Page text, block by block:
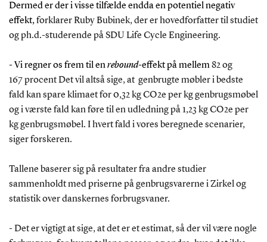
Dermed er der i visse tilfælde endda en potentiel negativ
effekt,forklarer Ruby Bubinek, der er hovedforfatter til studiet
og ph.d.-studerende på SDU Life Cycle Engineering.
- Vi regner os frem til enrebound-effekt på mellem82 og
167 procent Det vil altså sige, at genbrugte møbler i bedste
fald kan spare klimaet for 0,32 kg CO2e per kg genbrugsmøbel
og i værste fald kan føre til en udledning på 1,23 kg CO2e per
kg genbrugsmøbel. I hvert fald i vores beregnede scenarier,
siger forskeren.
Tallene baserer sig på resultater fra andre studier
sammenholdt med priserne på genbrugsvarerne i Zirkel og
statistik over danskernes forbrugsvaner.
- Det er vigtigt at sige, at det er et estimat, så der vil være nogle